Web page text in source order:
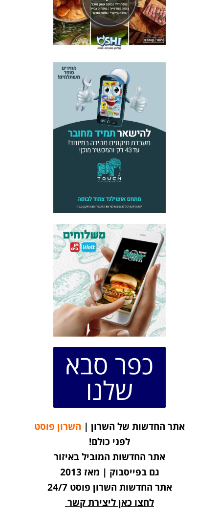
כפר סבא
שלנו
אתר החדשות של השרון | השרון פוסט
לפני כולם!
אתר החדשות המוביל באיזור
גם בפייסבוק | מאז 2013
אתר החדשות השרון פוסט 24/7
לחצו כאן ליצירת קשר